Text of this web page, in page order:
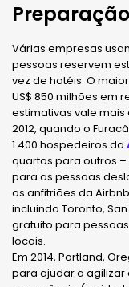
Várias empresas
pessoas reservem
vez de hotéis. O
US$ 850 milhões em
estimativas vale mais
2012, quando o
1.400 hospedeiros da
quartos para outros
para as pessoas
os anfitriões da
incluindo Toronto,
gratuito para
locais.
Em 2014, Portland,
para ajudar a agilizar